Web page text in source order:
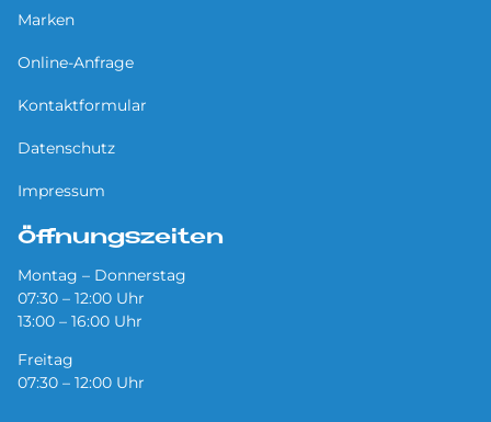
Marken
Online-Anfrage
Kontaktformular
Datenschutz
Impressum
Öffnungszeiten
Montag – Donnerstag
07:30 – 12:00 Uhr
13:00 – 16:00 Uhr
Freitag
07:30 – 12:00 Uhr